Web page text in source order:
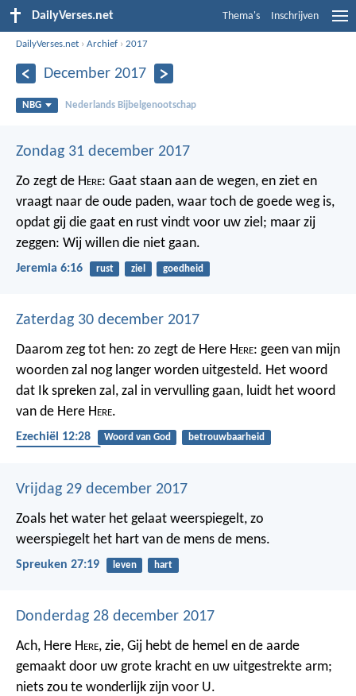
DailyVerses.net Thema's Inschrijven
DailyVerses.net ›Archief ›2017
December 2017
NBG Nederlands Bijbelgenootschap
Zondag 31 december 2017
Zo zegt de Here: Gaat staan aan de wegen, en ziet en
vraagt naar de oude paden, waar toch de goede weg is,
opdat gij die gaat en rust vindt voor uw ziel; maar zij
zeggen: Wij willen die niet gaan.
Jeremia 6:16 rust ziel goedheid
Zaterdag 30 december 2017
Daarom zeg tot hen: zo zegt de Here Here: geen van mijn
woorden zal nog langer worden uitgesteld. Het woord
dat Ik spreken zal, zal in vervulling gaan, luidt het woord
van de Here Here.
Ezechiël 12:28 Woord van God
betrouwbaarheid
Vrijdag 29 december 2017
Zoals het water het gelaat weerspiegelt, zo
weerspiegelt het hart van de mens de mens.
Spreuken 27:19 leven hart
Donderdag 28 december 2017
Ach, Here Here, zie, Gij hebt de hemel en de aarde
gemaakt door uw grote kracht en uw uitgestrekte arm;
niets zou te wonderlijk zijn voor U.